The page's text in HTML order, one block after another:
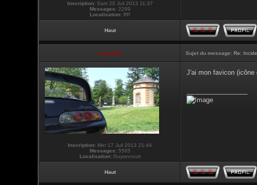
Inscription:Sam 20 Juil 2013 11:37
Messages:2299
Localisation:RP
Haut
vmax330 Sujet du message: Re:
Inscription: Mer 17 Juil 2013 21:44
Messages:5565
Localisation:Guyancourt
J'ai mon favicon
Haut